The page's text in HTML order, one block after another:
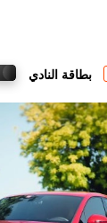
بطاقة النادي